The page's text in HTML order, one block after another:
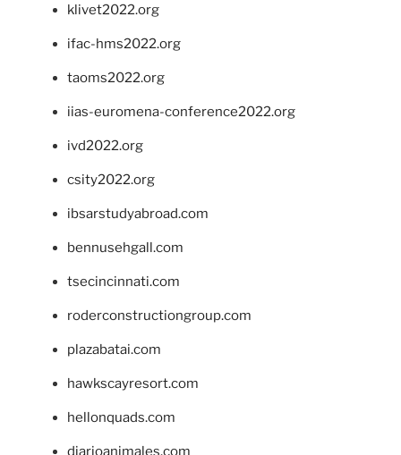
klivet2022.org
ifac-hms2022.org
taoms2022.org
iias-euromena-conference2022.org
ivd2022.org
csity2022.org
ibsarstudyabroad.com
bennusehgall.com
tsecincinnati.com
roderconstructiongroup.com
plazabatai.com
hawkscayresort.com
hellonquads.com
diarioanimales.com